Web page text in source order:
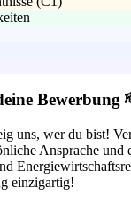
Bewerbung
uns, wer du bist!
Ansprache und
einzigartig!